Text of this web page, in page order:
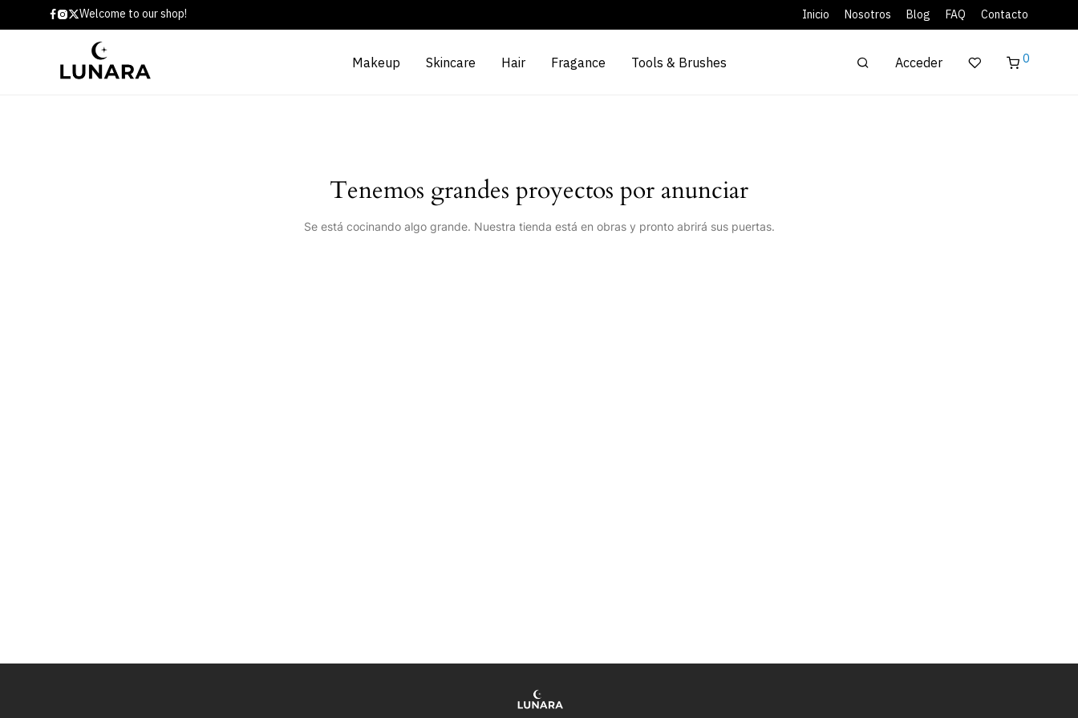
Welcome to our shop! Inicio Nosotros Blog FAQ Contacto
Makeup Skincare Hair Fragance Tools & Brushes Acceder 0
Tenemos grandes proyectos por anunciar
Se está cocinando algo grande. Nuestra tienda está en obras y pronto abrirá sus puertas.